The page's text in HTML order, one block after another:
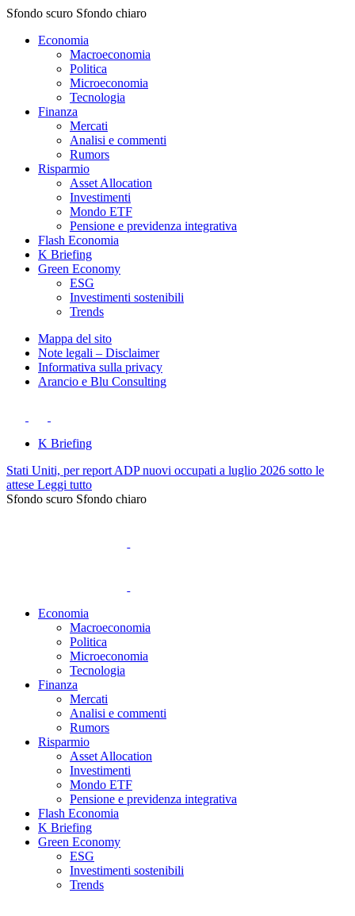
Sfondo scuro Sfondo chiaro
Economia
Macroeconomia
Politica
Microeconomia
Tecnologia
Finanza
Mercati
Analisi e commenti
Rumors
Risparmio
Asset Allocation
Investimenti
Mondo ETF
Pensione e previdenza integrativa
Flash Economia
K Briefing
Green Economy
ESG
Investimenti sostenibili
Trends
Mappa del sito
Note legali – Disclaimer
Informativa sulla privacy
Arancio e Blu Consulting
K Briefing
Stati Uniti, per report ADP nuovi occupati a luglio 2026 sotto le
attese Leggi tutto
Sfondo scuro Sfondo chiaro
Economia
Macroeconomia
Politica
Microeconomia
Tecnologia
Finanza
Mercati
Analisi e commenti
Rumors
Risparmio
Asset Allocation
Investimenti
Mondo ETF
Pensione e previdenza integrativa
Flash Economia
K Briefing
Green Economy
ESG
Investimenti sostenibili
Trends